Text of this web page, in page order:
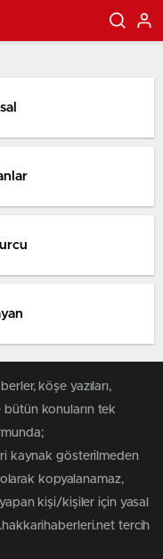
köşe yazıları,
konuların tek
kaynak gösterilmeden
olarak kopyalanamaz,
kişi/kişiler için yasal
tercih